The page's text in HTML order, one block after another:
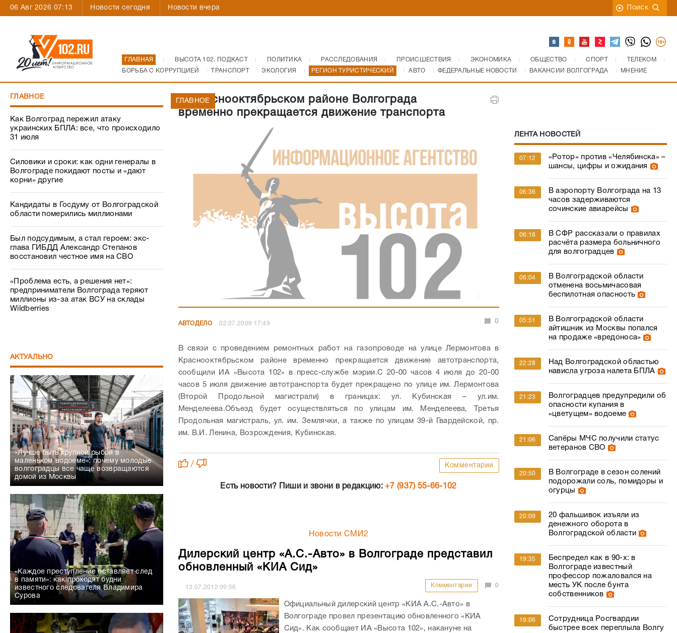
06 Авг 2026 07:13 Новости сегодня Новости вчера Поиск
ГЛАВНАЯ ВЫСОТА 102. ПОДКАСТ ПОЛИТИКА РАССЛЕДОВАНИЯ ПРОИСШЕСТВИЯ ЭКОНОМИКА ОБЩЕСТВО СПОРТ
ТЕЛЕКОМ
БОРЬБА С КОРРУПЦИЕЙ
ТРАНСПОРТ ЭКОЛОГИЯ РЕГИОН ТУРИСТИЧЕСКИЙ АВТО ФЕДЕРАЛЬНЫЕ НОВОСТИ ВАКАНСИИ ВОЛГОГРАДА МНЕНИЕ
ГЛАВНОЕ
Как Волгоград пережил атаку
украинских БПЛА: все, что происходило
31 июля
Силовики и сроки: как одни генералы в
Волгограде покидают посты и «дают
корни» другие
Кандидаты в Госдуму от Волгоградской
области померились миллионами
Был подсудимым, а стал героем: экс-
глава ГИБДД Александр Степанов
восстановил честное имя на СВО
«Проблема есть, а решения нет»:
предприниматели Волгограда теряют
миллионы из-за атак ВСУ на склады
Wildberries
АКТУАЛЬНО
«Лучше быть крупной рыбой в
маленьком водоеме»: почему молодые
волгоградцы все чаще возвращаются
домой из Москвы
«Каждое преступление оставляет след
в памяти»: как проходят будни
известного следователя Владимира
Сурова
В Краснооктябрьском районе Волгограда
временно прекращается движение транспорта
ГЛАВНОЕ
АВТОДЕЛО 02.07.2009 17:49 0
В связи с проведением ремонтных работ на газопроводе на улице Лермонтова в
Краснооктябрьском районе временно прекращается движение автотранспорта,
сообщили ИА «Высота 102» в пресс-службе мэрии.С 20-00 часов 4 июля до 20-00
часов 5 июля движение автотранспорта будет прекращено по улице им. Лермонтова
(Второй Продольной магистрали) в границах: ул. Кубинская – ул.им.
Менделеева.Объезд будет осуществляться по улицам им. Менделеева, Третья
Продольная магистраль, ул. им. Землячки, а также по улицам 39-й Гвардейской, пр.
им. В.И. Ленина, Возрождения, Кубинская.
/ Комментарии
Есть новости? Пиши и звони в редакцию:+7 (937) 55-66-102
Новости СМИ2
Дилерский центр «А.С.-Авто» в Волгограде представил
обновленный «КИА Сид»
13.07.201209:56 Комментарии 0
Официальный дилерский центр «КИА А.С.-Авто» в
Волгограде провел презентацию обновленного «КИА
Сид». Как сообщает ИА «Высота 102», накануне на
ЛЕНТА НОВОСТЕЙ
07:12
«Ротор» против «Челябинска» –
шансы, цифры и ожидания
06:36
В аэропорту Волгограда на 13
часов задерживаются
сочинские авиарейсы
06:18
В СФР рассказали о правилах
расчёта размера больничного
для волгоградцев
06:04
В Волгоградской области
отменена восьмичасовая
беспилотная опасность
05:51
В Волгоградской области
айтишник из Москвы попался
на продаже «вредоноса»
22:28
Над Волгоградской областью
нависла угроза налета БПЛА
21:23
Волгоградцев предупредили об
опасности купания в
«цветущем» водоеме
21:06
Сапёры МЧС получили статус
ветеранов СВО
20:50
В Волгограде в сезон солений
подорожали соль, помидоры и
огурцы
20:09
20 фальшивок изъяли из
денежного оборота в
Волгоградской области
19:35
Беспредел как в 90-х: в
Волгограде известный
профессор пожаловался на
месть УК после бунта
собственников
19:06
Сотрудница Росгвардии
быстрее всех переплыла Волгу